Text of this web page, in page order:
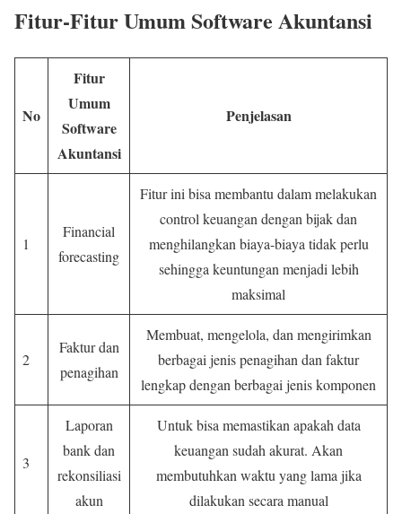
Fitur-Fitur Umum Software Akuntansi
No
Fitur
Umum
Software
Akuntansi
Penjelasan
1
Financial
forecasting
Fitur ini bisa membantu dalam melakukan
control keuangan dengan bijak dan
menghilangkan biaya-biaya tidak perlu
sehingga keuntungan menjadi lebih
maksimal
2
Faktur dan
penagihan
Membuat, mengelola, dan mengirimkan
berbagai jenis penagihan dan faktur
lengkap dengan berbagai jenis komponen
3
Laporan
bank dan
rekonsiliasi
akun
Untuk bisa memastikan apakah data
keuangan sudah akurat. Akan
membutuhkan waktu yang lama jika
dilakukan secara manual